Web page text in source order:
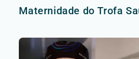
Maternidade do Trofa